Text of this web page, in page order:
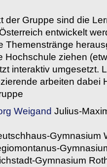
der Gruppe sind die
entwickelt
Themenstränge
Hochschule ziehen
interaktiv umgesetzt.
arbeiten dabei
Weigand Julius-
Gymnasium
Gymnasium